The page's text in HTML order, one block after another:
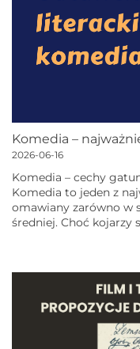
2026-06-16
Komedia – cechy
Komedia to jeden z
omawiany zarówno w
średniej. Choć kojarzy